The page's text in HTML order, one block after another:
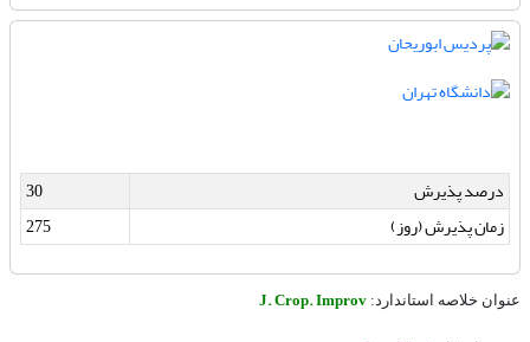
درصد پذیرش
30
زمان پذیرش (روز)
275
عنوان خلاصه استاندارد: J. Crop. Improv